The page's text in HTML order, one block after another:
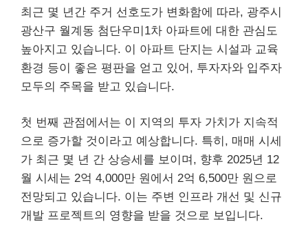
최근 몇 년간 주거 선호도가 변화함에 따라, 광주시
광산구 월계동 첨단우미1차 아파트에 대한 관심도
높아지고 있습니다. 이 아파트 단지는 시설과 교육
환경 등이 좋은 평판을 얻고 있어, 투자자와 입주자
모두의 주목을 받고 있습니다.
첫 번째 관점에서는 이 지역의 투자 가치가 지속적
으로 증가할 것이라고 예상합니다. 특히, 매매 시세
가 최근 몇 년 간 상승세를 보이며, 향후 2025년 12
월 시세는 2억 4,000만 원에서 2억 6,500만 원으로
전망되고 있습니다. 이는 주변 인프라 개선 및 신규
개발 프로젝트의 영향을 받을 것으로 보입니다.